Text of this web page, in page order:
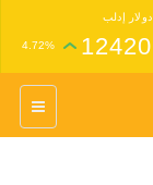
دولار إدلب
12420
4.72%